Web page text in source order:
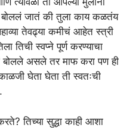
बोललं जातं की तुला काय कळतंय
तेवढ्या कमीचं आहेत स्त्री
तिची स्वप्ने पूर्ण करण्याचा
बोलले असले तर माफ करा पण ही
घेता घेता ती स्वतःची
तिच्या सुद्धा काही आशा